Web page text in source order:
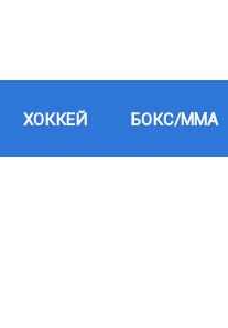
ХОККЕЙ БОКС/ММА